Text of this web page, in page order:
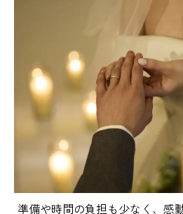
準備や時間の負担も少なく、感